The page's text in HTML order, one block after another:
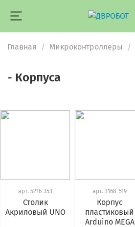
Главная Микроконтроллеры
- Корпуса
арт. 5216-353
Столик
Акриловый UNO
арт. 3168-519
Корпус
пластиковый
Arduino MEGA